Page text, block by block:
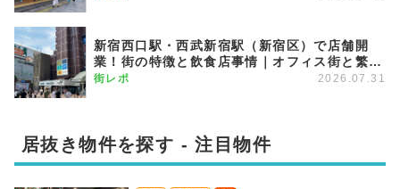
新宿西口駅・西武新宿駅（新宿区）で店舗開
業！街の特徴と飲食店事情｜オフィス街と繁華
街を繋ぐグラデーション商圏
街レポ 2026.07.31
居抜き物件を探す - 注目物件